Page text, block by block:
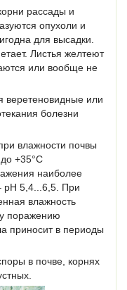
рассады и
опухоли и
для высадки.
Листья желтеют
или вообще не
веретеновидные или
болезни
влажности почвы
+35°С
наиболее
pH 5,4...6,5. При
влажность
поражению
приносит в периоды
в почве, корнях